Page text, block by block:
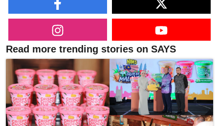
Read more trending stories on SAYS